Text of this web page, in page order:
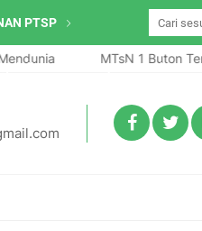
PTSP
20 Tahun pada Hari
MTsN 1 Buton